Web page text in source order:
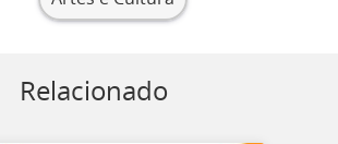
Relacionado